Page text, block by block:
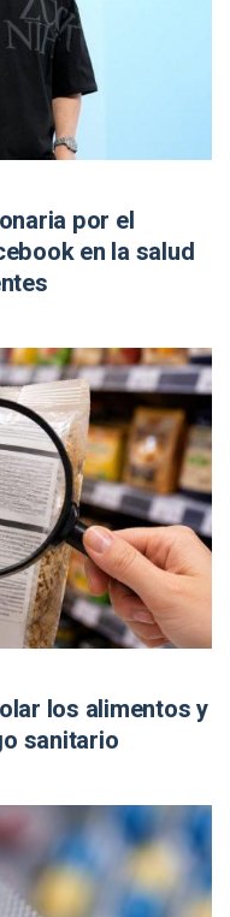
por el
en la salud
los alimentos y
sanitario